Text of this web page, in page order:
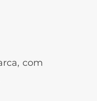
com